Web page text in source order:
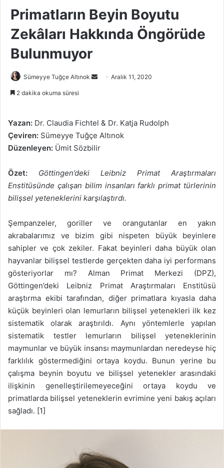
Primatların Beyin Boyutu
Zekâları Hakkında Öngörüde
Bulunmuyor
Sümeyye Tuğçe Altınok
Bir
Aralık 11, 2020
2 dakika okuma süresi
Yazan: Dr. Claudia Fichtel & Dr. Katja Rudolph
Çeviren: Sümeyye Tuğçe Altınok
Düzenleyen: Ümit Sözbilir
Özet: Göttingen’deki Leibniz Primat Araştırmaları
Enstitüsünde çalışan bilim insanları farklı primat türlerinin
bilişsel yeteneklerini karşılaştırdı.
Şempanzeler, goriller ve orangutanlar en yakın
akrabalarımız ve bizim gibi nispeten büyük beyinlere
sahipler ve çok zekiler. Fakat beyinleri daha büyük olan
hayvanlar bilişsel testlerde gerçekten daha iyi performans
gösteriyorlar mı? Alman Primat Merkezi (DPZ),
Göttingen’deki Leibniz Primat Araştırmaları Enstitüsü
araştırma ekibi tarafından, diğer primatlara kıyasla daha
küçük beyinleri olan lemurların bilişsel yetenekleri ilk kez
sistematik olarak araştırıldı. Aynı yöntemlerle yapılan
sistematik testler lemurların bilişsel yeteneklerinin
maymunlar ve büyük insansı maymunlardan neredeyse hiç
farklılık göstermediğini ortaya koydu. Bunun yerine bu
çalışma beynin boyutu ve bilişsel yetenekler arasındaki
ilişkinin genelleştirilemeyeceğini ortaya koydu ve
primatlarda bilişsel yeteneklerin evrimine yeni bakış açıları
sağladı. [1]